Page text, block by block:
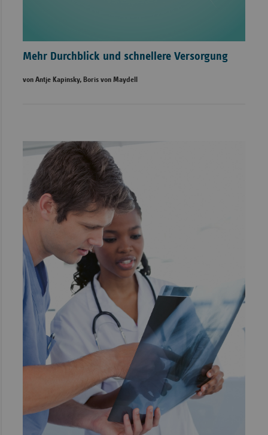
Mehr Durchblick und schnellere Versorgung
von Antje Kapinsky, Boris von Maydell